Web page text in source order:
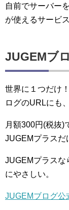
自前でサーバー
が使えるサービ
JUGEMブ
世界に１つだけ
ログのURLにも
月額300円(税抜)
JUGEMプラスだ
JUGEMプラスな
にやさしい。
JUGEMブログ公